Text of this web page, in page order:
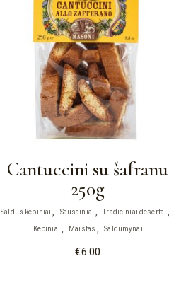
Cantuccini su šafranu
250g
Saldūs kepiniai Sausainiai
Tradiciniai desertai
Kepiniai
Maistas Saldumynai
€6.00